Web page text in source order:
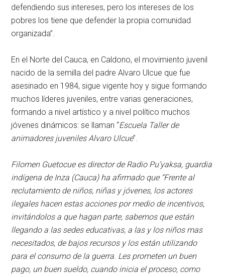
defendiendo sus intereses, pero los intereses de los
pobres los tiene que defender la propia comunidad
organizada”.
En el Norte del Cauca, en Caldono, el movimiento juvenil
nacido de la semilla del padre Alvaro Ulcue que fue
asesinado en 1984, sigue vigente hoy y sigue formando
muchos líderes juveniles, entre varias generaciones,
formando a nivel artístico y a nivel político muchos
jóvenes dinámicos: se llaman “Escuela Taller de
animadores juveniles Alvaro Ulcue”.
Filomen Guetocue es director de Radio Pu’yaksa, guardia
indígena de Inza (Cauca) ha afirmado que “Frente al
reclutamiento de niños, niñas y jóvenes, los actores
ilegales hacen estas acciones por medio de incentivos,
invitándolos a que hagan parte, sabemos que están
llegando a las sedes educativas, a las y los niños mas
necesitados, de bajos recursos y los están utilizando
para el consumo de la guerra. Les prometen un buen
pago, un buen sueldo, cuando inicia el proceso, como